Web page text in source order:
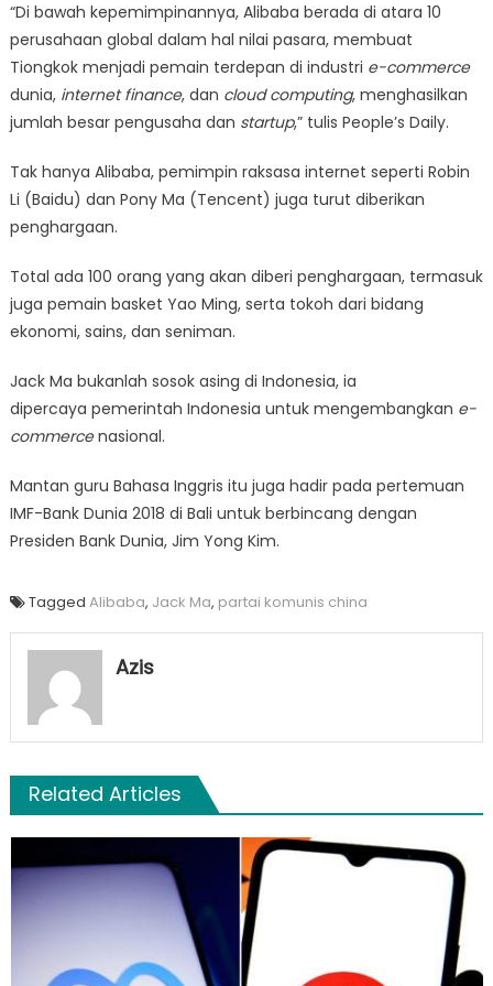
“Di bawah kepemimpinannya, Alibaba berada di atara 10
perusahaan global dalam hal nilai pasara, membuat
Tiongkok menjadi pemain terdepan di industri e-commerce
dunia, internet finance, dan cloud computing, menghasilkan
jumlah besar pengusaha dan startup,” tulis People’s Daily.
Tak hanya Alibaba, pemimpin raksasa internet seperti Robin
Li (Baidu) dan Pony Ma (Tencent) juga turut diberikan
penghargaan.
Total ada 100 orang yang akan diberi penghargaan, termasuk
juga pemain basket Yao Ming, serta tokoh dari bidang
ekonomi, sains, dan seniman.
Jack Ma bukanlah sosok asing di Indonesia, ia
dipercaya pemerintah Indonesia untuk mengembangkan e-
commercenasional.
Mantan guru Bahasa Inggris itu juga hadir pada pertemuan
IMF-Bank Dunia 2018 di Bali untuk berbincang dengan
Presiden Bank Dunia, Jim Yong Kim.
Tagged Alibaba, Jack Ma, partai komunis china
Azis
Related Articles